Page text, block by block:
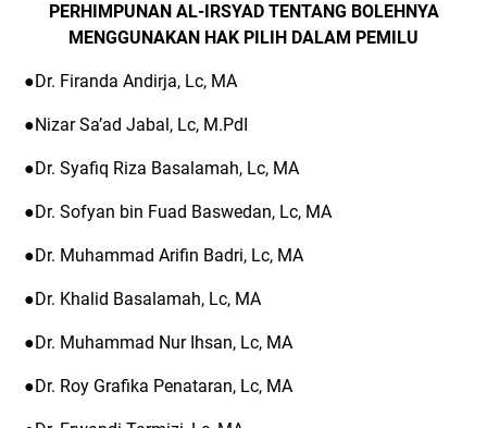
PERHIMPUNAN AL-IRSYAD TENTANG BOLEHNYA
MENGGUNAKAN HAK PILIH DALAM PEMILU
●Dr. Firanda Andirja, Lc, MA
●Nizar Sa’ad Jabal, Lc, M.PdI
●Dr. Syafiq Riza Basalamah, Lc, MA
●Dr. Sofyan bin Fuad Baswedan, Lc, MA
●Dr. Muhammad Arifin Badri, Lc, MA
●Dr. Khalid Basalamah, Lc, MA
●Dr. Muhammad Nur Ihsan, Lc, MA
●Dr. Roy Grafika Penataran, Lc, MA